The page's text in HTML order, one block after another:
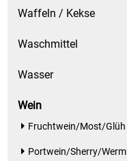
Waffeln / Kekse
Waschmittel
Wasser
Wein
Fruchtwein/Most/Glüh
Portwein/Sherry/Werm